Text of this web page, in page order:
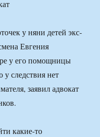
у няни детей экс-
Евгения
у его помощницы
следствия нет
заявил адвокат
какие-то